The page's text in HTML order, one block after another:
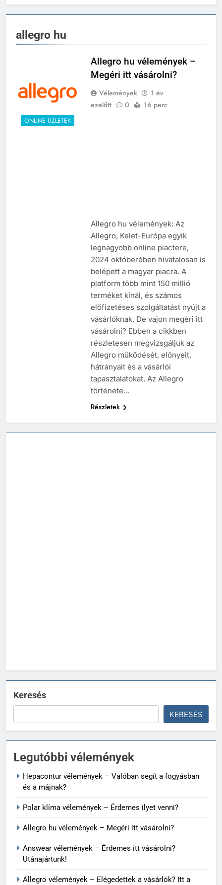
allegro hu
ONLINE ÜZLETEK
Allegro hu vélemények –
Megéri itt vásárolni?
Vélemények
1 év
ezelőtt
0 16 perc
Allegro hu vélemények: Az
Allegro, Kelet-Európa egyik
legnagyobb online piactere,
2024 októberében hivatalosan is
belépett a magyar piacra. A
platform több mint 150 millió
terméket kínál, és számos
előfizetéses szolgáltatást nyújt a
vásárlóknak. De vajon megéri itt
vásárolni? Ebben a cikkben
részletesen megvizsgáljuk az
Allegro működését, előnyeit,
hátrányait és a vásárlói
tapasztalatokat. Az Allegro
története…
Részletek
Keresés
KERESÉS
Legutóbbi vélemények
Hepacontur vélemények – Valóban segít a fogyásban
és a májnak?
Polar klíma vélemények – Érdemes ilyet venni?
Allegro hu vélemények – Megéri itt vásárolni?
Answear vélemények – Érdemes itt vásárolni?
Utánajártunk!
Allegro vélemények – Elégedettek a vásárlók? Itt a